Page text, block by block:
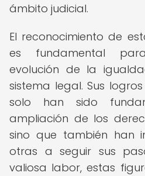
ámbito judicial.
El reconocimiento de
es fundamental
evolución de la
sistema legal. Sus
solo han sido
ampliación de los
sino que también han
otras a seguir sus
valiosa labor, estas